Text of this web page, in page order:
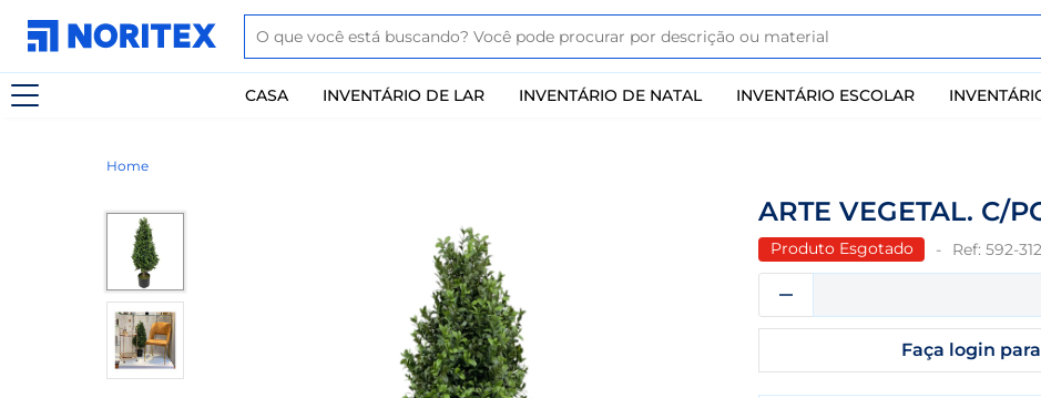
CASA INVENTÁRIO DE LAR INVENTÁRIO DE NATAL INVENTÁRIO ESCOLAR
Home
ARTE VEGETAL. C/
Produto Esgotado Ref: 592-
Faça login